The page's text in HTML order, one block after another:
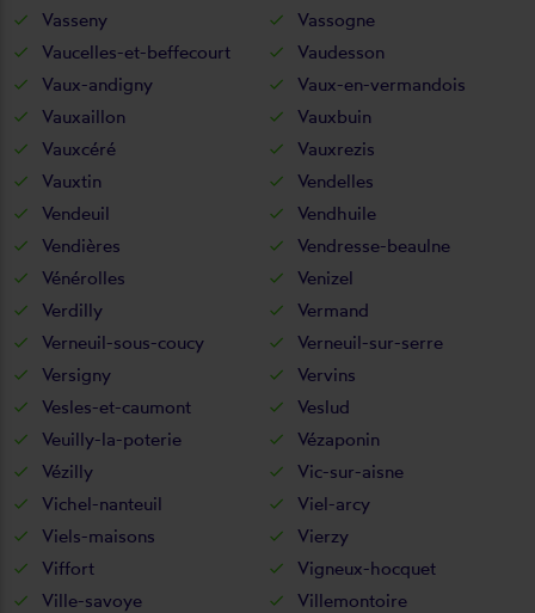
Vasseny
Vassogne
Vaucelles-et-beffecourt
Vaudesson
Vaux-andigny
Vaux-en-vermandois
Vauxaillon
Vauxbuin
Vauxcéré
Vauxrezis
Vauxtin
Vendelles
Vendeuil
Vendhuile
Vendières
Vendresse-beaulne
Vénérolles
Venizel
Verdilly
Vermand
Verneuil-sous-coucy
Verneuil-sur-serre
Versigny
Vervins
Vesles-et-caumont
Veslud
Veuilly-la-poterie
Vézaponin
Vézilly
Vic-sur-aisne
Vichel-nanteuil
Viel-arcy
Viels-maisons
Vierzy
Viffort
Vigneux-hocquet
Ville-savoye
Villemontoire